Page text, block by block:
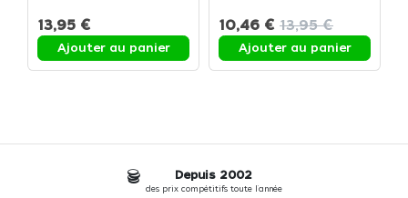
13,95 €
Ajouter au panier
10,46 € 13,95 €
Ajouter au panier
Depuis 2002
des prix compétitifs toute l'année